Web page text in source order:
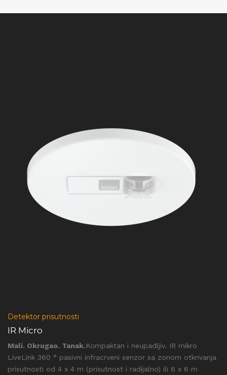
Detektor prisutnosti
IR Micro
Mali. Okrugao. Tanak.Kompaktan i neupadljiv. IR mikro
LiveLink 360 ° pasivni infracrveni senzor sa zonom otkrivanja
prisutnosti od 4 x 4 m (prisutnost i radijalno) ili 6 x 6 m